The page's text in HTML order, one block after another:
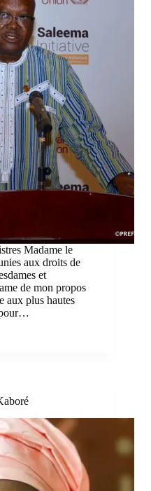
Madame le
aux droits de
et
de mon propos
aux plus hautes
pour…